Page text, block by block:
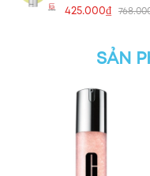
425.000₫
SẢN